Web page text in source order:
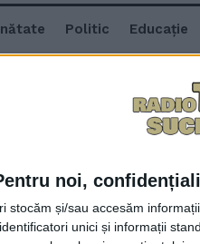
noi,
stocăm și/sau accesăm
unici și informații
Politic Educație
Gheorghe
Dornelor și a